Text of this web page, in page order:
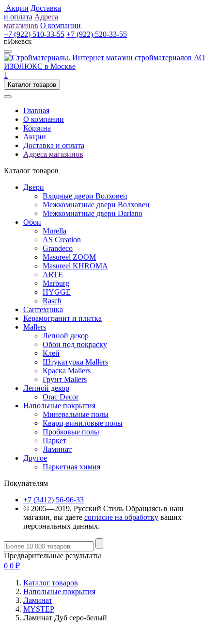
Акции Доставка
и оплата Адреса
магазинов О компании
+7 (922) 510-33-55 +7 (922) 520-33-55
г.Ижевск
1
Каталог товаров
Главная
О компании
Корзина
Акции
Доставка и оплата
Адреса магазинов
Каталог товаров
Двери
Входные двери Волховец
Межкомнатные двери Волховец
Межкомнатные двери Dariano
Обои
Murella
AS Creation
Grandeco
Masureel ZOOM
Masureel KHROMA
ARTE
Marburg
HYGGE
Rasch
Сантехника
Керамогранит и плитка
Mallers
Лепной декор
Обои под покраску
Клей
Штукатурка Mallers
Краска Mallers
Грунт Mallers
Лепной декор
Orac Decor
Напольные покрытия
Минеральные полы
Кварц-виниловые полы
Пробковые полы
Паркет
Ламинат
Другое
Паркетная химия
Покупателям
+7 (3412) 56-96-33
© 2005—2019. Русский Стиль Обращаясь в наш
магазин, вы даете согласие на обработку ваших
персональных данных.
Предварительные результаты
0 0 ₽
Каталог товаров
Напольные покрытия
Ламинат
MYSTEP
Ламинат Дуб серо-белый